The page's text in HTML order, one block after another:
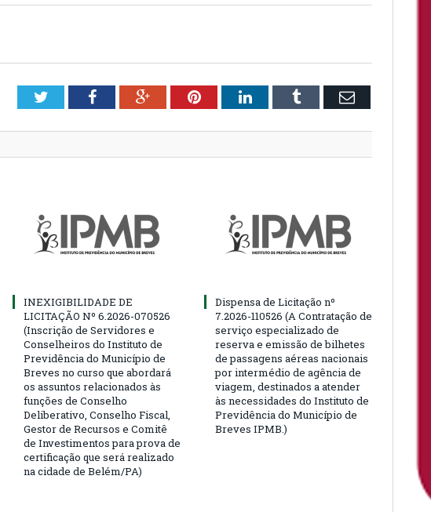
TwitterFacebookGoogle+PinterestLinkedInTumblr Email
INEXIGIBILIDADE DE
LICITAÇÃO Nº 6.2026-070526
(Inscrição de Servidores e
Conselheiros do Instituto de
Previdência do Município de
Breves no curso que abordará
os assuntos relacionados às
funções de Conselho
Deliberativo, Conselho Fiscal,
Gestor de Recursos e Comitê
de Investimentos para prova de
certificação que será realizado
na cidade de Belém/PA)
Dispensa de Licitação nº
7.2026-110526 (A Contratação de
serviço especializado de
reserva e emissão de bilhetes
de passagens aéreas nacionais
por intermédio de agência de
viagem, destinados a atender
às necessidades do Instituto de
Previdência do Município de
Breves IPMB.)